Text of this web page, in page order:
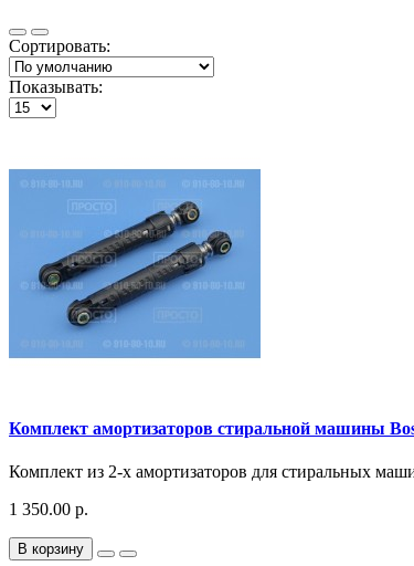
Сортировать:
Показывать:
Комплект амортизаторов стиральной машины
Комплект из 2-х амортизаторов для стиральных
1 350.00 р.
В корзину